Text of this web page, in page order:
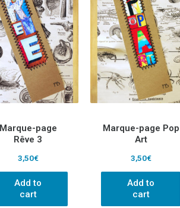
Marque-page
Rêve 3
3,50€
Add to
cart
Marque-page Pop
Art
3,50€
Add to
cart